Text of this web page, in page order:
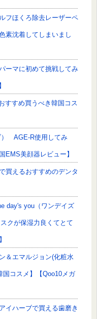
フほくろ除去レーザーペ
素沈着してしまいまし
ーマに初めて挑戦してみ
すすめ買うべき韓国コス
） AGE-R使用してみ
EMS美顔器レビュー】
買えるおすすめのデンタ
day's you（ワンデイズ
クが保湿力良くてとて
＆エマルジョン(化粧水
コスメ】【Qoo10メガ
ハーブで買える歯磨き